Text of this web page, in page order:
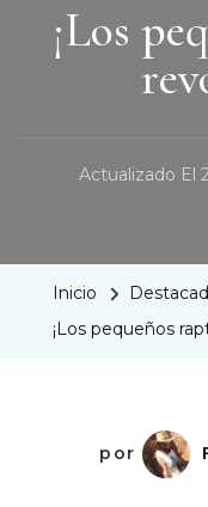
¡Los
Actualizado El
Inicio
¡Los pequeños
por